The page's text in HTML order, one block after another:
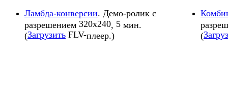
Ламбда-конверсии. Демо-ролик с
разрешением 320x240 5 мин.
(Загрузить FLV-плеер.)
(